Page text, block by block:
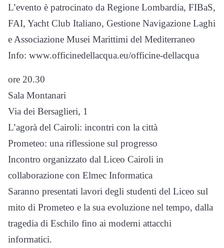
L’evento è patrocinato da Regione Lombardia, FIBaS,
FAI, Yacht Club Italiano, Gestione Navigazione Laghi
e Associazione Musei Marittimi del Mediterraneo
Info: www.officinedellacqua.eu/officine-dellacqua
ore 20.30
Sala Montanari
Via dei Bersaglieri, 1
L’agorà del Cairoli: incontri con la città
Prometeo: una riflessione sul progresso
Incontro organizzato dal Liceo Cairoli in
collaborazione con Elmec Informatica
Saranno presentati lavori degli studenti del Liceo sul
mito di Prometeo e la sua evoluzione nel tempo, dalla
tragedia di Eschilo fino ai moderni attacchi
informatici.